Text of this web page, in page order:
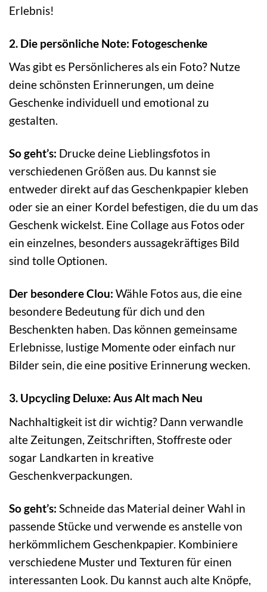
Erlebnis!
2. Die persönliche Note: Fotogeschenke
Was gibt es Persönlicheres als ein Foto? Nutze
deine schönsten Erinnerungen, um deine
Geschenke individuell und emotional zu
gestalten.
So geht’s: Drucke deine Lieblingsfotos in
verschiedenen Größen aus. Du kannst sie
entweder direkt auf das Geschenkpapier kleben
oder sie an einer Kordel befestigen, die du um das
Geschenk wickelst. Eine Collage aus Fotos oder
ein einzelnes, besonders aussagekräftiges Bild
sind tolle Optionen.
Der besondere Clou: Wähle Fotos aus, die eine
besondere Bedeutung für dich und den
Beschenkten haben. Das können gemeinsame
Erlebnisse, lustige Momente oder einfach nur
Bilder sein, die eine positive Erinnerung wecken.
3. Upcycling Deluxe: Aus Alt mach Neu
Nachhaltigkeit ist dir wichtig? Dann verwandle
alte Zeitungen, Zeitschriften, Stoffreste oder
sogar Landkarten in kreative
Geschenkverpackungen.
So geht’s: Schneide das Material deiner Wahl in
passende Stücke und verwende es anstelle von
herkömmlichem Geschenkpapier. Kombiniere
verschiedene Muster und Texturen für einen
interessanten Look. Du kannst auch alte Knöpfe,